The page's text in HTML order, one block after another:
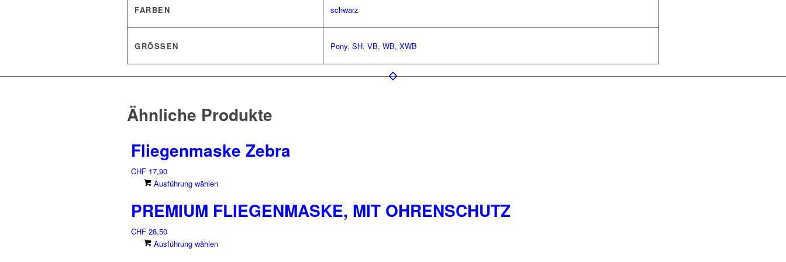
FARBEN schwarz
GRÖSSEN Pony, SH, VB, WB, XWB
Ähnliche Produkte
Fliegenmaske Zebra
CHF 17,90
Ausführung wählen
weist
mehrere
PREMIUM FLIEGENMASKE, MIT OHRENSCHUTZ
CHF 28,50
Ausführung wählen